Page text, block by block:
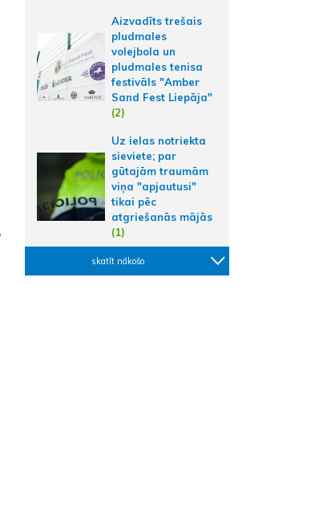
Aizvadīts trešais
pludmales
volejbola un
pludmales tenisa
festivāls "Amber
Sand Fest Liepāja"
(2)
Uz ielas notriekta
sieviete; par
gūtajām traumām
viņa "apjautusi"
tikai pēc
atgriešanās mājās
(1)
skatīt nākošo